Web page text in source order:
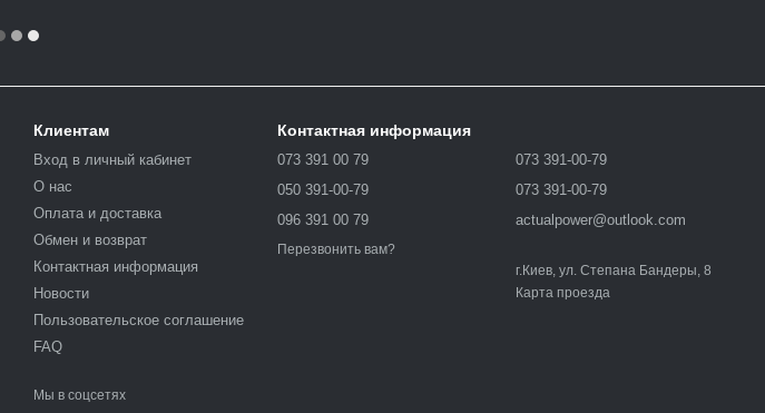
Клиентам
Вход в личный кабинет
О нас
Оплата и доставка
Обмен и возврат
Контактная информация
Новости
Пользовательское соглашение
FAQ
Мы в соцсетях
Контактная информация
073 391 00 79
050 391-00-79
096 391 00 79
Перезвонить вам?
073 391-00-79
073 391-00-79
actualpower@outlook.com
г.Киев, ул. Степана Бандеры, 8
Карта проезда